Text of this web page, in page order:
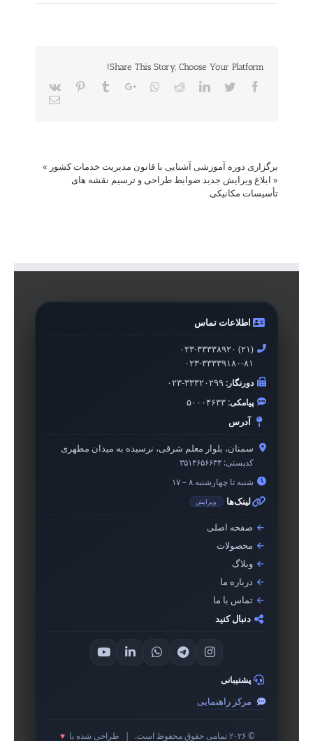
Share This Story, Choose Your Platform!
Facebook
Twitter
LinkedIn
Reddit
Whatsapp
Google+
Tumblr
Pinterest
Vk
Email
برگزاری دوره آموزشی آشنایی با قانون مدیریت خدمات کشور »
« ابلاغ ویرایش جدید ضوابط طراحی و ترسیم نقشه های
تأسیسات مکانیکی
اطلاعات تماس
۰۲۳-۳۳۳۳۸۹۲۰ (۲۱)
۰۲۳-۳۳۳۳۹۱۸۰-۸۱
دورنگار:۰۲۳-۳۳۳۲۰۲۹۹
پیامکی:۵۰۰۰۴۶۳۳
آدرس
سمنان، بلوار معلم شرقی، نرسیده به میدان مطهری
کدپستی: ۳۵۱۴۶۵۶۶۳۴
شنبه تا چهارشنبه ۸ – ۱۷
لینک‌ها ویرایش
صفحه اصلی
محصولات
وبلاگ
درباره ما
تماس با ما
دنبال کنید
پشتیبانی
مرکز راهنمایی
© ۲۰۲۶ تمامی حقوق محفوظ است. طراحی شده با ♥